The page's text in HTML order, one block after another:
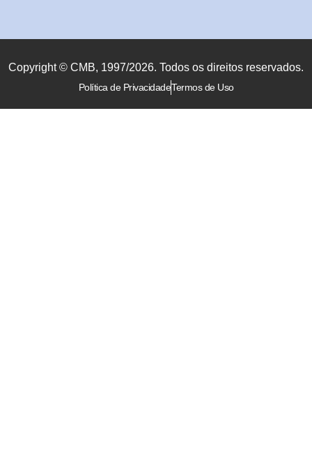
Copyright © CMB, 1997/2026. Todos os direitos reservados.
Política de PrivacidadeTermos de Uso